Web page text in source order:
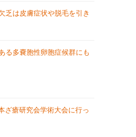
乏は皮膚症状や脱毛を引き
る多嚢胞性卵胞症候群にも
ざ瘡研究会学術大会に行っ